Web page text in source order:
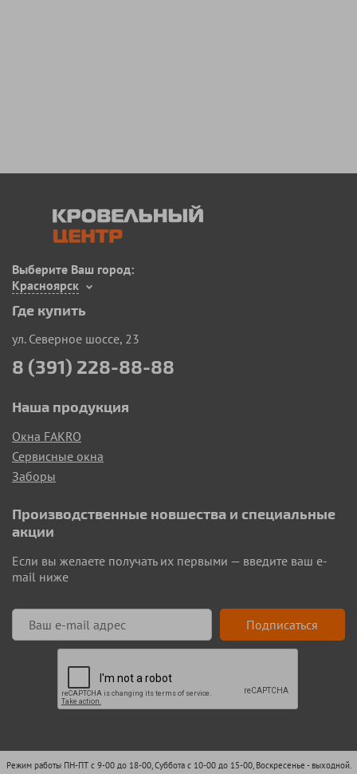
Выберите Ваш город:
Красноярск
Где купить
ул. Северное шоссе, 23
8 (391) 228-88-88
Наша продукция
Окна FAKRO
Сервисные окна
Заборы
Производственные новшества и специальные
акции
Если вы желаете получать их первыми — введите ваш e-
mail ниже
Подписаться
Режим работы ПН-ПТ с 9-00 до 18-00, Суббота с 10-00 до 15-00, Воскресенье - выходной.